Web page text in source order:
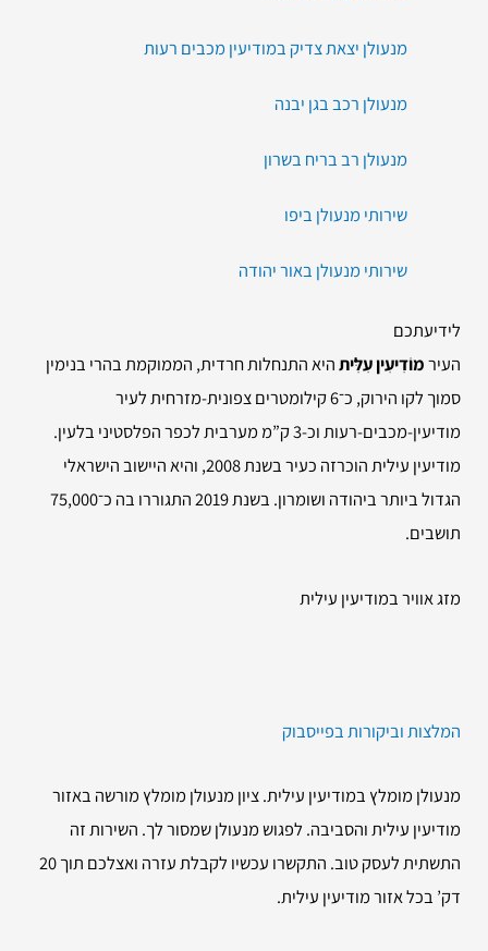
מנעולן יצאת צדיק במודיעין מכבים רעות
מנעולן רכב בגן יבנה
מנעולן רב בריח בשרון
שירותי מנעולן ביפו
שירותי מנעולן באור יהודה
לידיעתכם
העירמוֹדִיעִין עִלִּיתהיא התנחלות חרדית, הממוקמת בהרי בנימין
סמוך לקו הירוק, כ־6 קילומטרים צפונית-מזרחית לעיר
מודיעין-מכבים-רעות וכ-3 ק”מ מערבית לכפר הפלסטיני בלעין.
מודיעין עילית הוכרזה כעיר בשנת 2008‏, והיא היישוב הישראלי
הגדול ביותר ביהודה ושומרון. בשנת 2019 התגוררו בה כ־75,000
תושבים.
מזג אוויר במודיעין עילית
המלצות וביקורות בפייסבוק
מנעולן מומלץ במודיעין עילית. ציון מנעולן מומלץ מורשה באזור
מודיעין עילית והסביבה. לפגוש מנעולן שמסור לך. השירות זה
התשתית לעסק טוב. התקשרו עכשיו לקבלת עזרה ואצלכם תוך 20
דק’ בכל אזור מודיעין עילית.